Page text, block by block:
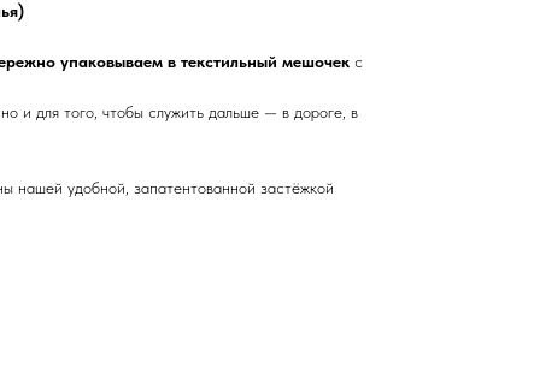
упаковываем в текстильный мешочек с
и для того, чтобы служить дальше — в дороге, в
нашей удобной, запатентованной застёжкой